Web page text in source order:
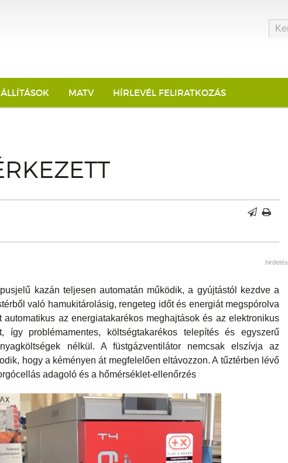
MATV HÍRLEVÉL FELIRATKOZÁS
hirdetés
kazán teljesen automatán működik, a gyújtástól kezdve a
való hamukitárolásig, rengeteg időt és energiát megspórolva
az energiatakarékos meghajtások és az elektronikus
így problémamentes, költségtakarékos telepítés és egyszerű
nélkül. A füstgázventilátor nemcsak elszívja az
hogy a kéményen át megfelelően eltávozzon. A tűztérben lévő
adagoló és a hőmérséklet-ellenőrzés